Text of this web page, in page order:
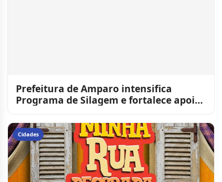
Prefeitura de Amparo intensifica
Programa de Silagem e fortalece apoio
Cidades